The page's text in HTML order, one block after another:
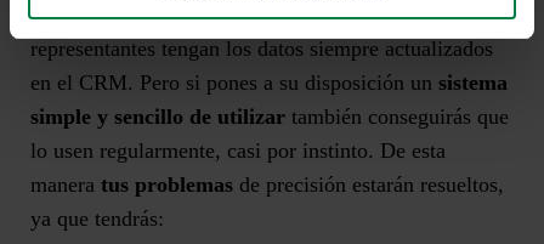
Todos sabemos que es complicado que los
representantes tengan los datos siempre actualizados
en el CRM. Pero si pones a su disposición un sistema
simple y sencillo de utilizar también conseguirás que
lo usen regularmente, casi por instinto. De esta
manera tus problemas de precisión estarán resueltos,
ya que tendrás: